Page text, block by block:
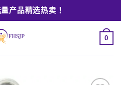
产品精选热卖！
0